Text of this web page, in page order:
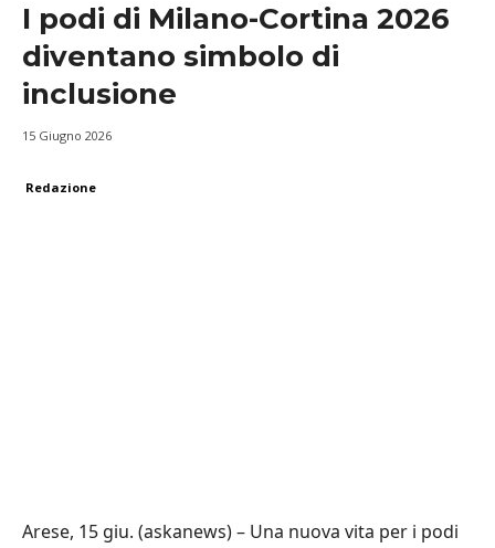
I podi di Milano-Cortina 2026
diventano simbolo di
inclusione
15 Giugno 2026
Redazione
Arese, 15 giu. (askanews) – Una nuova vita per i podi